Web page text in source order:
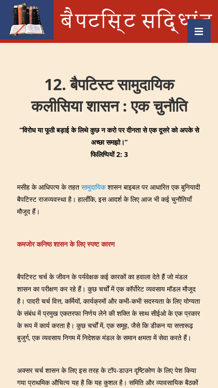
Main
12. बैपटिस्ट सामुदायिक
कलीसिया शासन : एक चुनौति
“विरोध या फूठी बड़ाई के लिथे कुछ न करो पर दीनता से एक दूसरे को अपके से
अच्‍छा समझो।”
फिलिप्पियों2: 3
मसीह के आधिपत्य के तहत सामुदायिकशासन बाइबल पर आधारित एक बुनियादी
बैपटिस्ट राजव्यवस्था है। हालाँकि, इस आदर्श के लिए आज भी कई चुनौतियाँ
मौजूद हैं।
कमजोर कनिष्ठ शासन के लिए स्पष्ट कारण
बैपटिस्ट चर्च के जीवन के पर्यवेक्षक कई कारकों का हवाला देते हैं जो मंडल
शासन का परीक्षण कर रहे हैं। कुछ चर्चों में एक कॉर्पोरेट व्यवसाय मॉडल मौजूद
है। पादरी चर्च वित्त, कर्मियों, कार्यक्रमों और कभी-कभी सदस्यता के लिए योग्यता
के संबंध में प्रमुख एकतरफा निर्णय लेने की शक्ति के साथ सीईओ के एक प्रकार
के रूप में कार्य करता है। कुछ चर्चों में, एक समूह, जैसे कि डीकन या सत्तारूढ़
बुजुर्ग, एक व्यवसाय निगम में निदेशक मंडल के समान क्षमता में सेवा करते हैं।
अक्सर चर्च शासन के लिए इस तरह के टॉप-डाउन दृष्टिकोण के लिए पेश किया
गया प्राथमिक औचित्य यह है कि यह कुशल है। समिति और व्यावसायिक बैठकों